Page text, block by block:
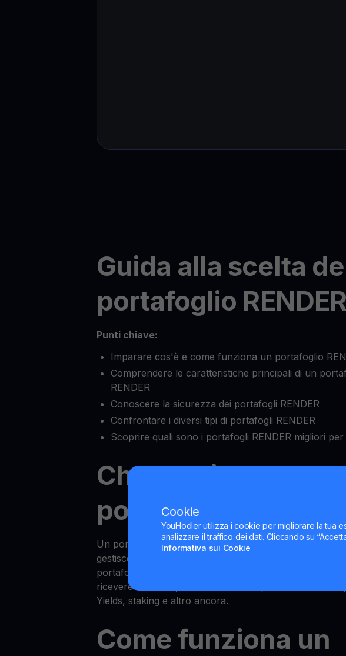
Cookie
YouHodler utilizza i cookie per migliorare la tua
analizzare il traffico dei dati. Cliccando su
Informativa sui Cookie
Guida alla scelta
portafoglio RENDER
Punti chiave:
Imparare cos'è e come funziona un portafoglio
Comprendere le caratteristiche principali di un
RENDER
Conoscere la sicurezza dei portafogli RENDER
Confrontare i diversi tipi di portafogli RENDER
Scoprire quali sono i portafogli RENDER migliori per
Che cos'è un
portafoglio RENDER?
Un portafoglio RENDER è un portafoglio che
gestisce il token nativo della rete RENDER, RENDER.
portafogli consentono semplicemente di fare HODL,
ricevere RENDER, mentre altri sono più avanzati con
Yields, staking e altro ancora.
Come funziona un